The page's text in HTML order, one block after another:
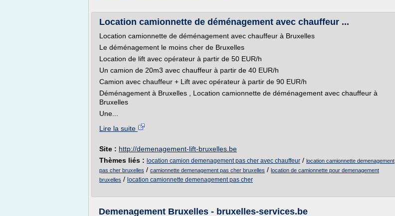
Location camionnette de déménagement avec chauffeur ...
Location camionnette de déménagement avec chauffeur à Bruxelles
Le déménagement le moins cher de Bruxelles
Location de lift avec opérateur à partir de 50 EUR/h
Un camion de 20m3 avec chauffeur à partir de 40 EUR/h
Camion avec chauffeur + Lift avec opérateur à partir de 90 EUR/h
Déménagement à Bruxelles , Location camionnette de déménagement avec chauffeur à
Bruxelles
Une...
Lire la suite
Site : http://demenagement-lift-bruxelles.be
Thèmes liés : location camion demenagement pas cher avec chauffeur / location camionnette demenagement
pas cher bruxelles / camionnette demenagement pas cher bruxelles / location de camionnette pour demenagement
bruxelles / location camionnette demenagement pas cher
Demenagement Bruxelles - bruxelles-services.be